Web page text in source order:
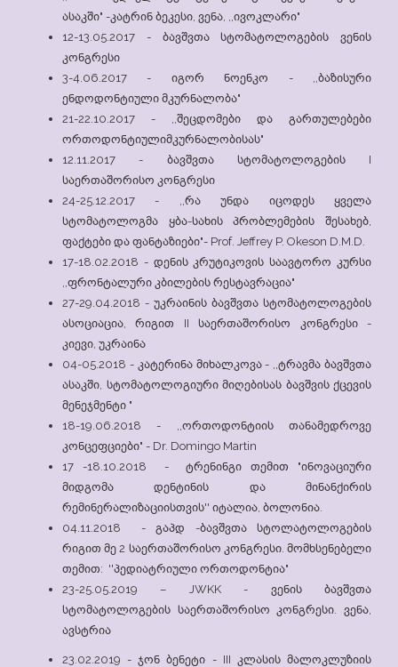
ასაკში" -კატრინ ბეკესი, ვენა, ,,ივოკლარი"
12-13.05.2017 - ბავშვთა სტომატოლოგების ვენის
კონგრესი
3-4.06.2017 - იგორ ნოენკო - ,,ბაზისური
ენდოდონტიული მკურნალობა"
21-22.10.2017 - ,,შეცდომები და გართულებები
ორთოდონტიულიმკურნალობისას"
12.11.2017 - ბავშვთა სტომატოლოგების I
საერთაშორისო კონგრესი
24-25.12.2017 - ,,რა უნდა იცოდეს ყველა
სტომატოლოგმა ყბა-სახის პრობლემების შესახებ,
ფაქტები და ფანტაზიები"- Prof. Jeffrey P. Okeson D.M.D.
17-18.02.2018 - დენის კრუტიკოვის საავტორო კურსი
,,ფრონტალური კბილების რესტავრაცია"
27-29.04.2018 - უკრაინის ბავშვთა სტომატოლოგების
ასოციაცია, რიგით II საერთაშორისო კონგრესი -
კიევი, უკრაინა
04-05.2018 - კატერინა მიხალკოვა - ,,ტრავმა ბავშვთა
ასაკში, სტომატოლოგიური მიღებისას ბავშვის ქცევის
მენეჯმენტი "
18-19.06.2018 - ,,ორთოდონტიის თანამედროვე
კონცეფციები" - Dr. Domingo Martin
17 -18.10.2018 - ტრენინგი თემით "ინოვაციური
მიდგომა დენტინის და მინანქირის
რემინერალიზაციისთვის'' იტალია, ბოლონია.
04.11.2018 - გაპდ -ბავშვთა სტოლატოლოგების
რიგით მე 2 საერთაშორისო კონგრესი. მომხსენებელი
თემით: ''პედიატრიული ორთოდონტია"
23-25.05.2019 – JWKK - ვენის ბავშვთა
სტომატოლოგების საერთაშორისო კონგრესი. ვენა,
ავსტრია
23.02.2019 - ჯონ ბენეტი - III კლასის მალოკლუზიის